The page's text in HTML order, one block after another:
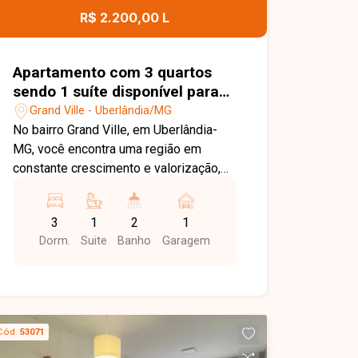
oportunidade para quem busca um
condomínio com estrutura completa e
ótimo custo-benefício. Entre em
contato e agende sua visita!
R$ 2.200,00 L
Apartamento com 3 quartos
sendo 1 suíte disponível para
locação no bairro Grand Ville
em Uberlândia-MG
Grand Ville - Uberlândia/MG
No bairro Grand Ville, em Uberlândia-
MG, você encontra uma região em
constante crescimento e valorização,
acesso às principais vias da cidade e
proximidade com supermercados,
escolas, farmácias e diversos
sala ampla com sacada, 3 quartos,
sendo 1 suíte, banheiro social, cozinha
3
Dorm.
1
Suite
2
Banho
1
Garagem
53071